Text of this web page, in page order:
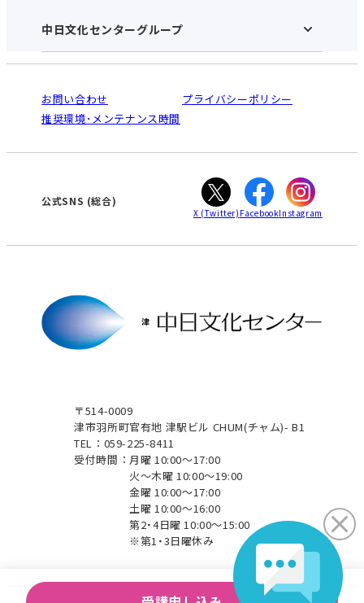
アクセス･営業時間
お申し込みの流れ
入会と受講のご案内
中日文化センターHOME
中日文化センターとは
受講規約・会員特典
ご利用ガイド
オンライン講座受講の手順
WEBサイトのよくある質問
中日文化センターグループ
南大高
犬山
高蔵寺
大垣
津
お問い合わせ
プライバシーポリシー
推奨環境･メンテナンス時間
〒514-0009
津市羽所町官有地 津駅ビル CHUM(チャム)- B1
TEL：059-225-8411
受付時間： 月曜 10:00～17:00
火～木曜 10:00～19:00
金曜 10:00～17:00
土曜 10:00～16:00
第2・4日曜 10:00～15:00
※第1・3日曜休み
公式SNS (総合)
X (Twitter) FacebookInstagram